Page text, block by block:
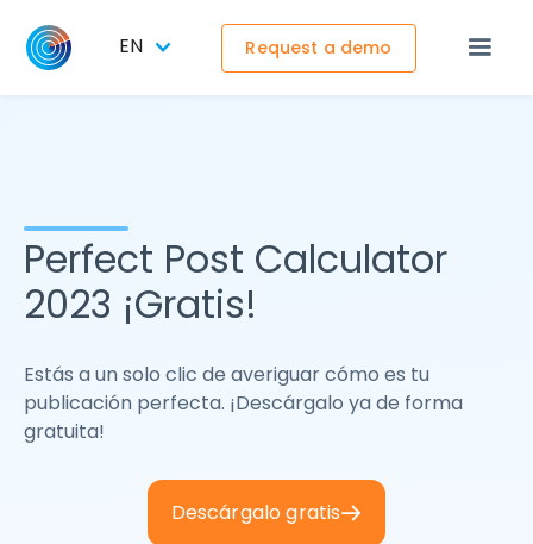
Request a demo
EN
Perfect Post Calculator
2023 ¡Gratis!
Estás a un solo clic de averiguar cómo es tu
publicación perfecta. ¡Descárgalo ya de forma
gratuita!
Descárgalo gratis